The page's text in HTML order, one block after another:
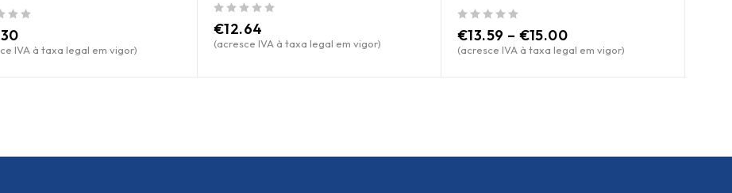
IVA à taxa legal em vigor)
€12.64
(acresce IVA à taxa legal em vigor) €13.59 – €15.00
(acresce IVA à taxa legal em vigor)